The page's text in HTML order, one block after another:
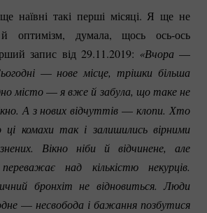
наївні такі перші місяці. Я ще не
оптимізм, думала, щось ось-ось
запис від 29.11.2019: «Вчора —
— нове місце, трішки більша
місто — я вже й забула, що таке не
А з нових відчуттів — клопи. Хто
комахи так і залишились вірними
Вікно ніби й відчинене, але
переважає над кількістю некурців.
бронхіт не відновиться. Люди
— несвобода і бажання позбутися